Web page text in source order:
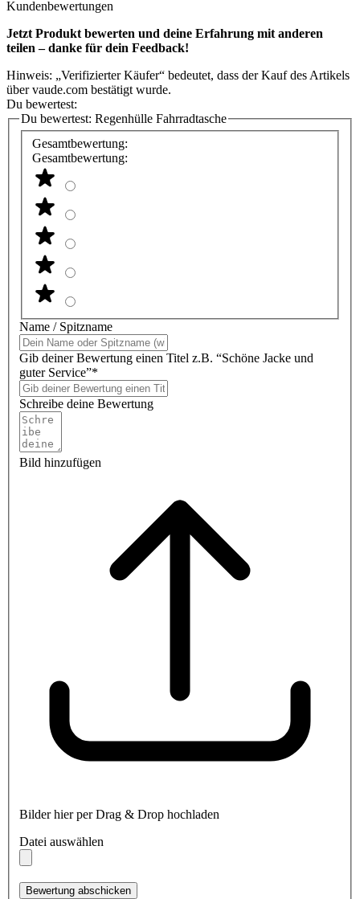
Kundenbewertungen
Jetzt Produkt bewerten und deine Erfahrung mit anderen
teilen – danke für dein Feedback!
Hinweis: „Verifizierter Käufer“ bedeutet, dass der Kauf des Artikels
über vaude.com bestätigt wurde.
Du bewertest:
Du bewertest: Regenhülle Fahrradtasche
Gesamtbewertung:
Gesamtbewertung:
Name / Spitzname
Gib deiner Bewertung einen Titel z.B. “Schöne Jacke und
guter Service”*
Schreibe deine Bewertung
Bild hinzufügen
Bilder hier per Drag & Drop hochladen
Datei auswählen
Bewertung abschicken